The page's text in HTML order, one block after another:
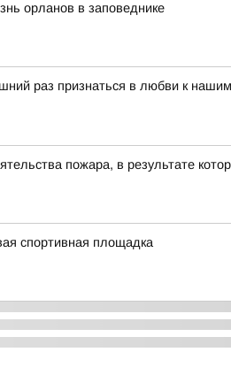
орланов в заповеднике
раз признаться в любви к
пожара, в результате
спортивная площадка